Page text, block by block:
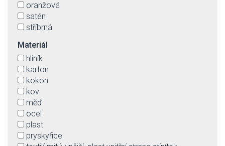
oranžová
satén
stříbrná
transparentní
třešeň
zelená
Materiál
hliník
karton
kokon
kov
měď
ocel
plast
pryskyřice